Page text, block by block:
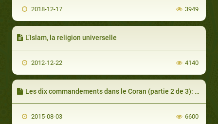
2018-12-17 3949
L’Islam, la religion universelle
2012-12-22 4140
Les dix commandements dans le Coran (partie 2 de 3): Commandements I à V
2015-08-03 6600